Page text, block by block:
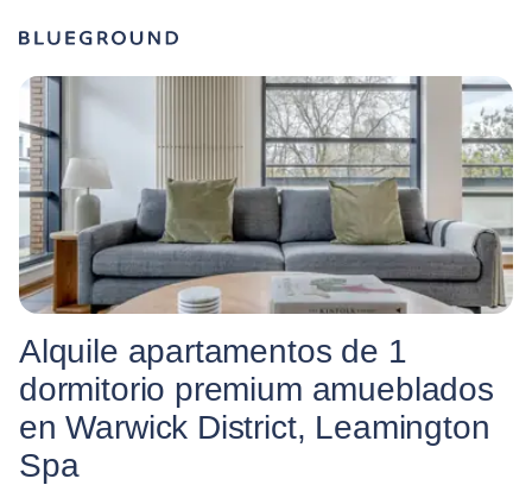
Alquile apartamentos de 1
dormitorio premium amueblados
en Warwick District, Leamington
Spa